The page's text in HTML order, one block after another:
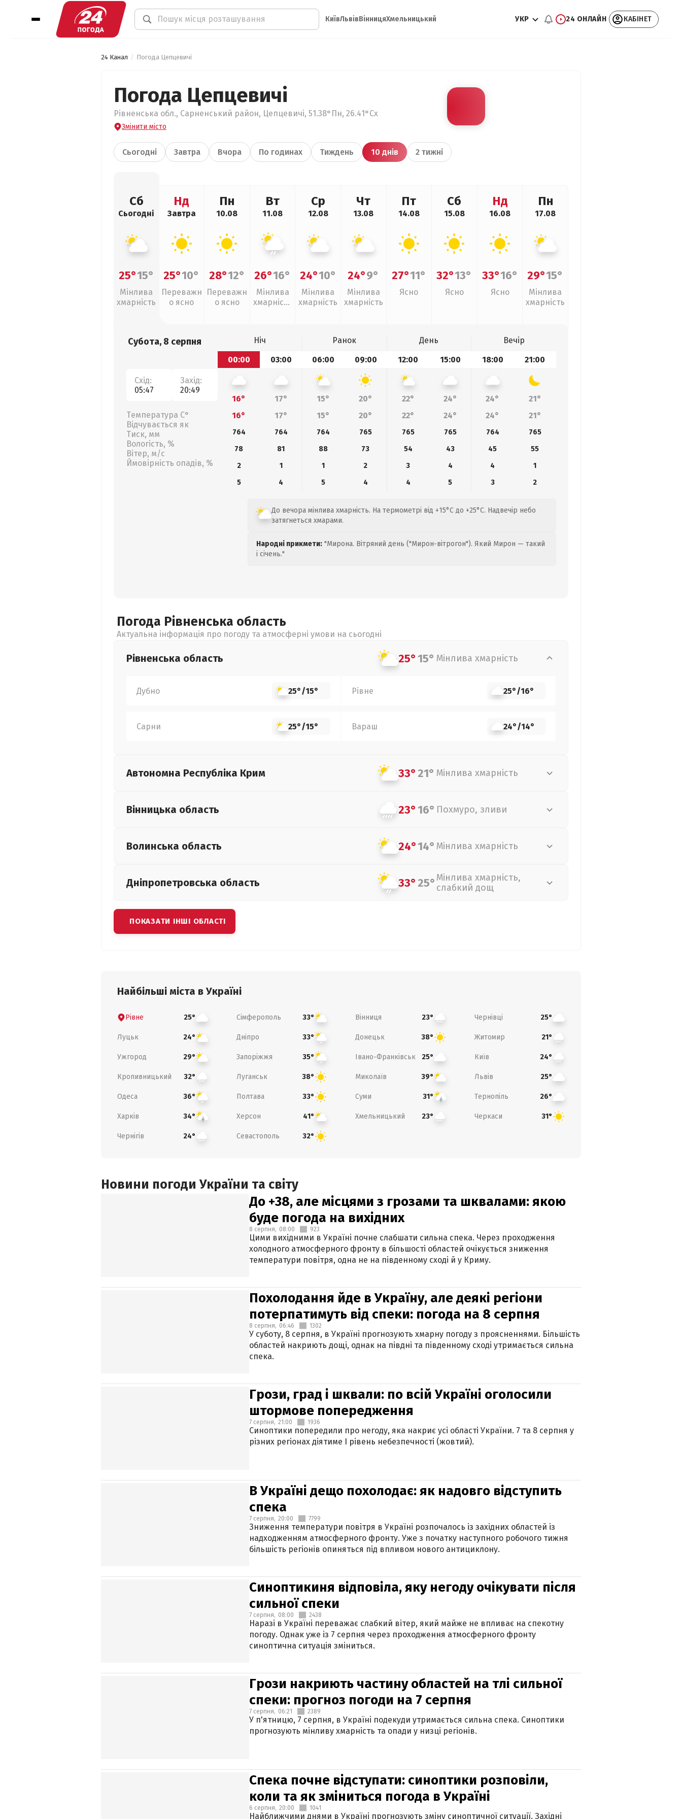
КиївЛьвівВінницяХмельницький УКР 24 ОНЛАЙН КАБІНЕТ
24 Канал Погода Цепцевичі
Погода Цепцевичі
Рівненська обл., Сарненський район, Цепцевичі, 51.38°Пн, 26.41°Сх
Змінити місто
Сьогодні Завтра Вчора По годинах Тиждень 10 днів 2 тижні
Сб
Сьогодні
25°15°
Мінлива
хмарність
Нд
Завтра
25°10°
Переважн
о ясно
Пн
10.08
28°12°
Переважн
о ясно
Вт
11.08
26°16°
Мінлива
хмарність
Ср
12.08
24°10°
Мінлива
хмарність
Чт
13.08
24°9°
Мінлива
хмарність
Пт
14.08
27°11°
Ясно
Сб
15.08
32°13°
Ясно
Нд
16.08
33°16°
Ясно
Пн
17.08
29°15°
Мінлива
хмарність
Субота, 8 серпня
Схід:
05:47
Захід:
20:49
Температура С°
Відчувається як
Тиск, мм
Вологість, %
Вітер, м/с
Ймовірність опадів, %
Ніч Ранок День
Вечір
00:00
03:00 06:00 09:00 12:00 15:00 18:00 21:00
16° 17° 15° 20° 22° 24° 24°
21°
16°
17° 15° 20° 22° 24° 24° 21°
764 764 764 765 765 765 764
765
78
81 88 73 54 43 45
55
2
1 1 2 3 4 4
1
5
4 5 4 4 5 3 2
До вечора мінлива хмарність. На термометрі від +15°C до +25°C. Надвечір небо
затягнеться хмарами.
Народні прикмети: "Мирона. Вітряний день ("Мирон-вітрогон"). Який Мирон — такий
і січень."
Погода Рівненська область
Актуальна інформація про погоду та атмосферні умови на сьогодні
Рівненська область 25°15° Мінлива хмарність
Дубно 25°/15° Рівне 25°/16°
Сарни 25°/15° Вараш 24°/14°
Автономна Республіка Крим 33°21° Мінлива хмарність
Вінницька область 23°16° Похмуро, зливи
Волинська область 24°14° Мінлива хмарність
Дніпропетровська область 33°25°Мінлива хмарність,
слабкий дощ
ПОКАЗАТИ ІНШІ ОБЛАСТІ
Найбільші міста в Україні
Рівне 25° Сімферополь 33° Вінниця 23° Чернівці 25°
Луцьк 24° Дніпро 33° Донецьк 38° Житомир 21°
Ужгород 29° Запоріжжя 35° Івано-Франківськ 25° Київ 24°
Кропивницький 32° Луганськ 38° Миколаїв 39° Львів 25°
Одеса 36° Полтава 33° Суми 31° Тернопіль 26°
Харків 34° Херсон 41° Хмельницький 23° Черкаси 31°
Чернігів 24° Севастополь 32°
Новини погоди України та світу
До +38, але місцями з грозами та шквалами: якою
буде погода на вихідних
8 серпня, 08:00 923
Цими вихідними в Україні почне слабшати сильна спека. Через проходження
холодного атмосферного фронту в більшості областей очікується зниження
температури повітря, одна не на південному сході й у Криму.
Похолодання йде в Україну, але деякі регіони
потерпатимуть від спеки: погода на 8 серпня
8 серпня, 06:46 1302
У суботу, 8 серпня, в Україні прогнозують хмарну погоду з проясненнями. Більшість
областей накриють дощі, однак на півдні та південному сході утримається сильна
спека.
Грози, град і шквали: по всій Україні оголосили
штормове попередження
7 серпня, 21:00 1936
Синоптики попередили про негоду, яка накриє усі області України. 7 та 8 серпня у
різних регіонах діятиме І рівень небезпечності (жовтий).
В Україні дещо похолодає: як надовго відступить
спека
7 серпня, 20:00 7799
Зниження температури повітря в Україні розпочалось із західних областей із
надходженням атмосферного фронту. Уже з початку наступного робочого тижня
більшість регіонів опиняться під впливом нового антициклону.
Синоптикиня відповіла, яку негоду очікувати після
сильної спеки
7 серпня, 08:00 2438
Наразі в Україні переважає слабкий вітер, який майже не впливає на спекотну
погоду. Однак уже із 7 серпня через проходження атмосферного фронту
синоптична ситуація зміниться.
Грози накриють частину областей на тлі сильної
спеки: прогноз погоди на 7 серпня
7 серпня, 06:21 2389
У п'ятницю, 7 серпня, в Україні подекуди утримається сильна спека. Синоптики
прогнозують мінливу хмарність та опади у низці регіонів.
Спека почне відступати: синоптики розповіли,
коли та як зміниться погода в Україні
6 серпня, 20:00 1041
Найближчими днями в Україні прогнозують зміну синоптичної ситуації. Західні